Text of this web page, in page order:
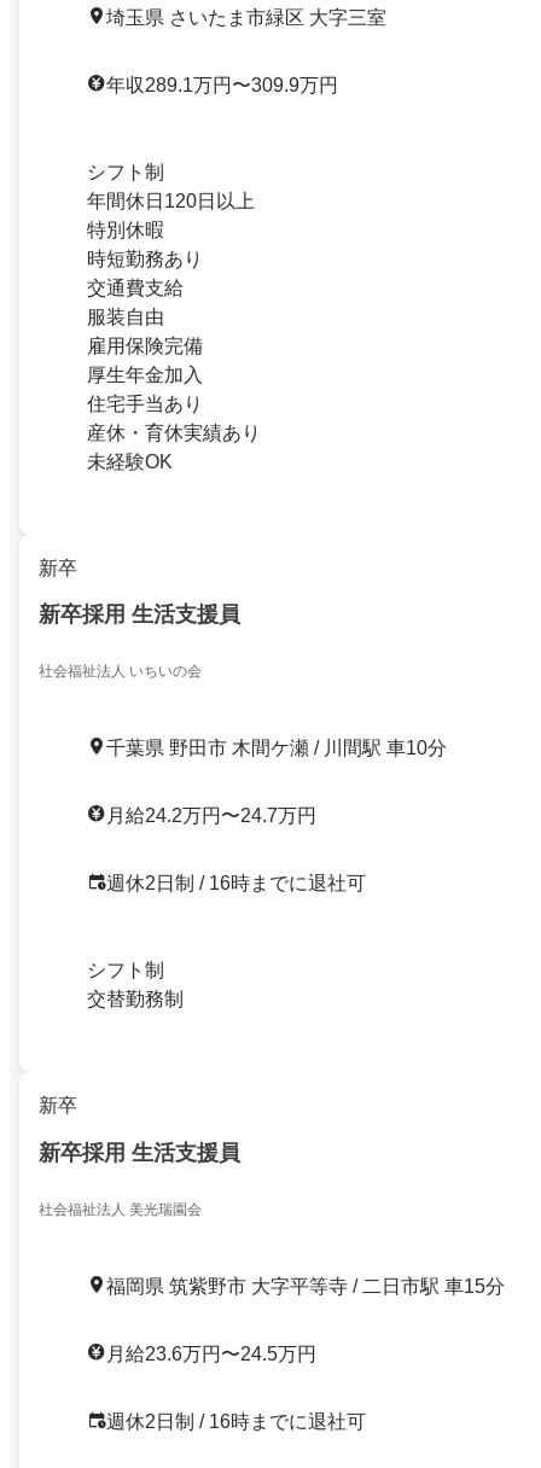
埼玉県 さいたま市緑区 大字三室
年収289.1万円〜309.9万円
シフト制
年間休日120日以上
特別休暇
時短勤務あり
交通費支給
服装自由
雇用保険完備
厚生年金加入
住宅手当あり
産休・育休実績あり
未経験OK
新卒
新卒採用 生活支援員
社会福祉法人 いちいの会
千葉県 野田市 木間ケ瀬 / 川間駅 車10分
月給24.2万円〜24.7万円
週休2日制 / 16時までに退社可
シフト制
交替勤務制
新卒
新卒採用 生活支援員
社会福祉法人 美光瑞園会
福岡県 筑紫野市 大字平等寺 / 二日市駅 車15分
月給23.6万円〜24.5万円
週休2日制 / 16時までに退社可